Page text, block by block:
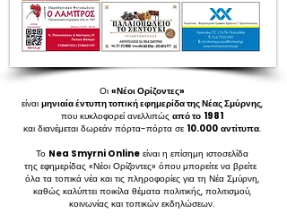
Οι «Νέοι Ορίζοντες»
είναι μηνιαία έντυπη τοπική εφημερίδα της Νέας Σμύρνης,
που κυκλοφορεί ανελλιπώς από το 1981
και διανέμεται δωρεάν πόρτα-πόρτα σε 10.000 αντίτυπα.
Το Nea Smyrni Onlineείναι η επίσημη ιστοσελίδα
της εφημερίδας «Νέοι Ορίζοντες» όπου μπορείτε να βρείτε
όλα τα τοπικά νέα και τις πληροφορίες για τη Νέα Σμύρνη,
καθώς καλύπτει ποικίλα θέματα πολιτικής, πολιτισμού,
κοινωνίας και τοπικών εκδηλώσεων.